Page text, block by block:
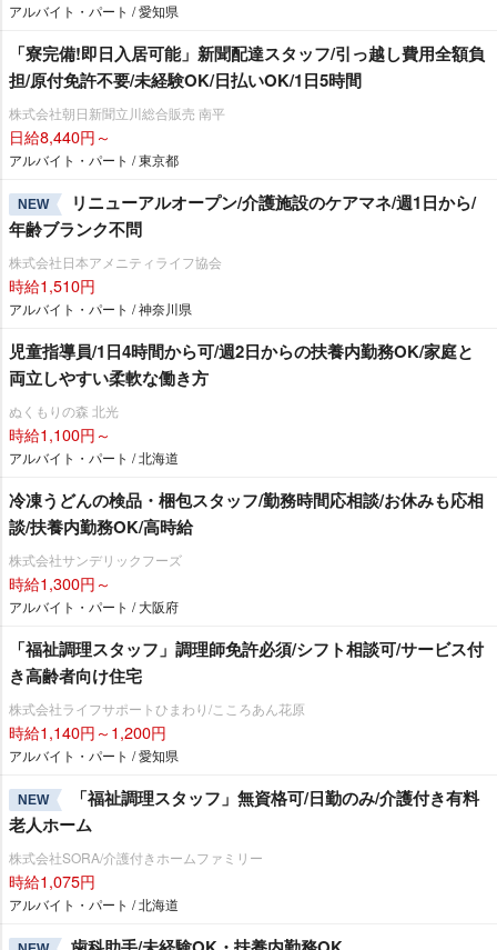
アルバイト・パート / 愛知県
「寮完備!即日入居可能」新聞配達スタッフ/引っ越し費用全額負
担/原付免許不要/未経験OK/日払いOK/1日5時間
株式会社朝日新聞立川総合販売 南平
日給8,440円～
アルバイト・パート / 東京都
NEW
リニューアルオープン/介護施設のケアマネ/週1日から/
年齢ブランク不問
株式会社日本アメニティライフ協会
時給1,510円
アルバイト・パート / 神奈川県
児童指導員/1日4時間から可/週2日からの扶養内勤務OK/家庭と
両立しやすい柔軟な働き方
ぬくもりの森 北光
時給1,100円～
アルバイト・パート / 北海道
冷凍うどんの検品・梱包スタッフ/勤務時間応相談/お休みも応相
談/扶養内勤務OK/高時給
株式会社サンデリックフーズ
時給1,300円～
アルバイト・パート / 大阪府
「福祉調理スタッフ」調理師免許必須/シフト相談可/サービス付
き高齢者向け住宅
株式会社ライフサポートひまわり/こころあん花原
時給1,140円～1,200円
アルバイト・パート / 愛知県
NEW
「福祉調理スタッフ」無資格可/日勤のみ/介護付き有料
老人ホーム
株式会社SORA/介護付きホームファミリー
時給1,075円
アルバイト・パート / 北海道